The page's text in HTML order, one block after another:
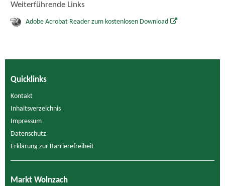
Weiterführende Links
Adobe Acrobat Reader zum kostenlosen Download
Quicklinks
Kontakt
Inhaltsverzeichnis
Impressum
Datenschutz
Erklärung zur Barrierefreiheit
Markt Wolnzach